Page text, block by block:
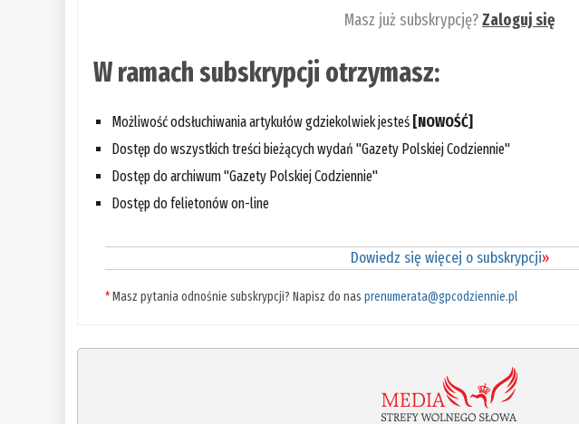
Masz już subskrypcję?Zaloguj się
W ramach subskrypcji otrzymasz:
Możliwość odsłuchiwania artykułów gdziekolwiek jesteś [NOWOŚĆ]
Dostęp do wszystkich treści bieżących wydań "Gazety Polskiej Codziennie"
Dostęp do archiwum "Gazety Polskiej Codziennie"
Dostęp do felietonów on-line
Dowiedz się więcej o subskrypcji»
*Masz pytania odnośnie subskrypcji? Napisz do nasprenumerata@gpcodziennie.pl